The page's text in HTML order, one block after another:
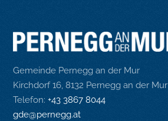
Gemeinde Pernegg an der Mur
Kirchdorf 16, 8132 Pernegg an der Mur
Telefon:+43 3867 8044
gde@pernegg.at